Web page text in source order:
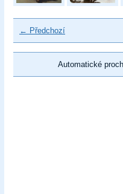
← Předchozí
Automatické